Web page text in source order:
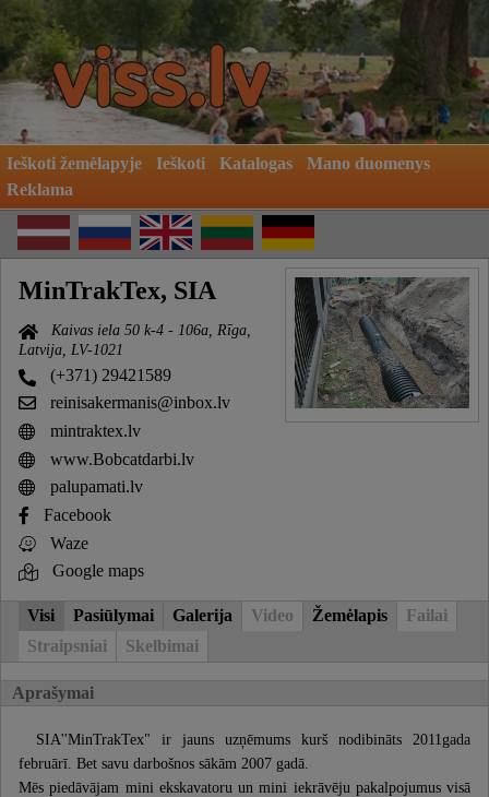
Ieškoti žemėlapyje Ieškoti Katalogas
Mano duomenys
Reklama
MinTrakTex, SIA
Kaivas iela 50 k-4 - 106a, Rīga,
Latvija, LV-1021
(+371) 29421589
reinisakermanis@inbox.lv
mintraktex.lv
www.Bobcatdarbi.lv
palupamati.lv
Facebook
Waze
Google maps
Visi Pasiūlymai Galerija Video Žemėlapis
Failai
Straipsniai
Skelbimai
Aprašymai
SIA''MinTrakTex" ir jauns uzņēmums kurš nodibināts 2011gada
februārī. Bet savu darbošnos sākām 2007 gadā.
Mēs piedāvājam mini ekskavatoru un mini iekrāvēju pakalpojumus visā